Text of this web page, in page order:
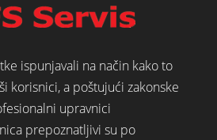
ispunjavali na način kako to
korisnici, a poštujući zakonske
upravnici
prepoznatljivi su po